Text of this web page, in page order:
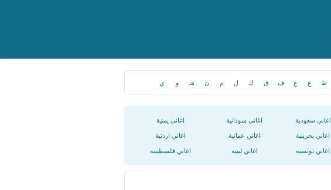
ظ ع غ ف ق ك ل م ن هـ و ي
اغاني سعودية اغاني سودانية اغاني يمنية
اغاني بحرينية اغاني عمانية اغاني اردنية
اغاني تونسيه اغاني ليبيه اغاني فلسطينيه